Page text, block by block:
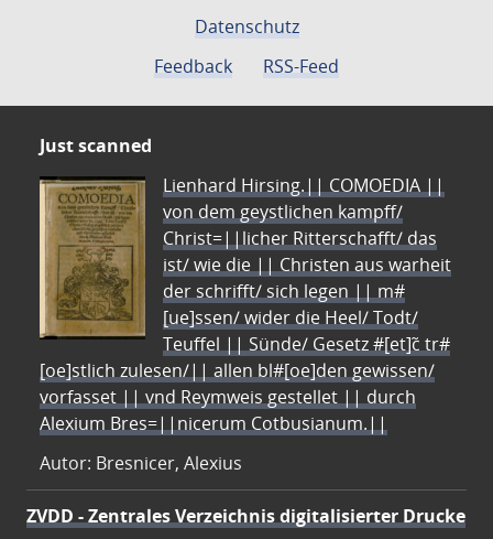
Datenschutz
Feedback
RSS-Feed
Just scanned
Lienhard Hirsing.|| COMOEDIA ||
von dem geystlichen kampff/
Christ=||licher Ritterschafft/ das
ist/ wie die || Christen aus warheit
der schrifft/ sich legen || m#
[ue]ssen/ wider die Heel/ Todt/
Teuffel || Sünde/ Gesetz #[et]c̃ tr#
[oe]stlich zulesen/|| allen bl#[oe]den gewissen/
vorfasset || vnd Reymweis gestellet || durch
Alexium Bres=||nicerum Cotbusianum.||
Autor: Bresnicer, Alexius
ZVDD - Zentrales Verzeichnis digitalisierter Drucke